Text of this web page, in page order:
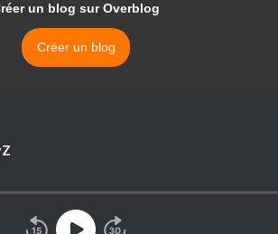
un blog sur Overblog
Créer un blog